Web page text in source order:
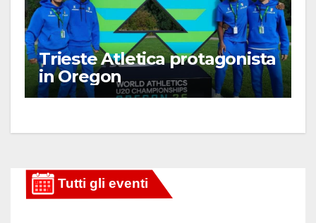
Trieste Atletica protagonista
in Oregon